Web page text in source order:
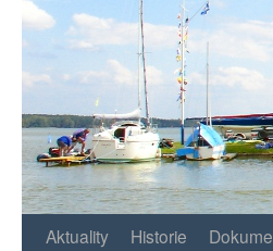
Přejít
Aktuality Historie